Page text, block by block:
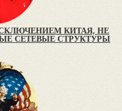
КИТАЯ, НЕ
СЕТЕВЫЕ СТРУКТУРЫ